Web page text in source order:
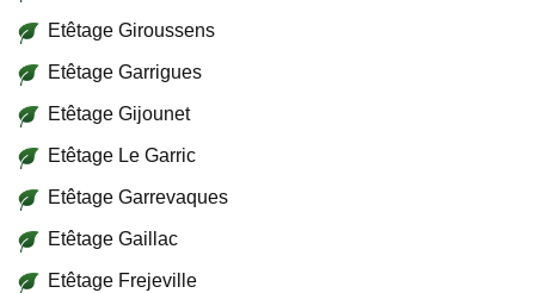
Etêtage Giroussens
Etêtage Garrigues
Etêtage Gijounet
Etêtage Le Garric
Etêtage Garrevaques
Etêtage Gaillac
Etêtage Frejeville